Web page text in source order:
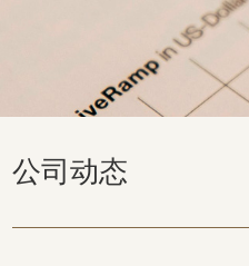
公司动态